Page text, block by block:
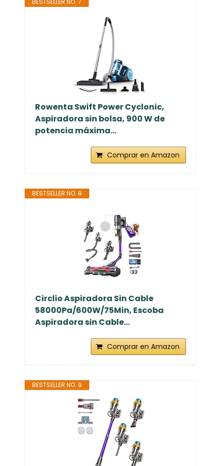
Rowenta Swift Power Cyclonic,
Aspiradora sin bolsa, 900 W de
potencia máxima...
Comprar en Amazon
BESTSELLER NO. 8
Circlio Aspiradora Sin Cable
58000Pa/600W/75Min, Escoba
Aspiradora sin Cable...
Comprar en Amazon
BESTSELLER NO. 9